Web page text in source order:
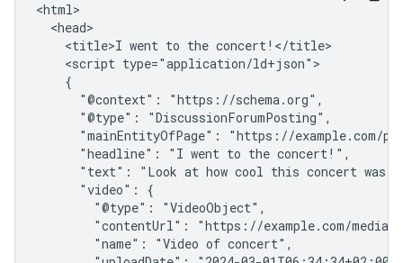
<html>
  <head>
    <title>I went to the concert!</title>
    <script type="application/ld+json">
    {
      "@context": "https://schema.org",
      "@type": "DiscussionForumPosting",
"mainEntityOfPage": "https://example.com/
      "headline": "I went to the concert!",
"text": "Look at how cool this concert
      "video": {
        "@type": "VideoObject",
"contentUrl": "https://example.com/media/
        "name": "Video of concert",